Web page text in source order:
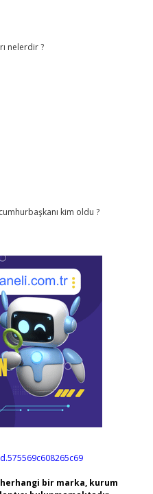
nelerdir ?
kim oldu ?
bir marka, kurum